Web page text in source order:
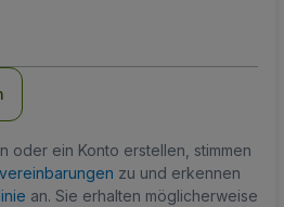
oder ein Konto erstellen, stimmen
zu und erkennen
an. Sie erhalten möglicherweise